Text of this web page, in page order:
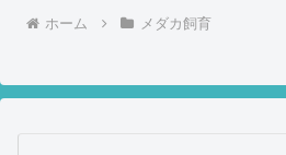
ホーム メダカ飼育